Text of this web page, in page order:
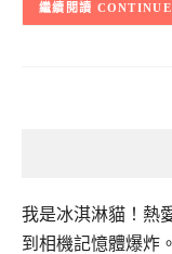
我是冰淇淋貓！ 熱
到相機記憶體爆炸。